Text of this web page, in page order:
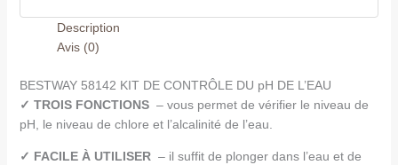
Description
Avis (0)
BESTWAY 58142 KIT DE CONTRÔLE DU pH DE L’EAU
✓ TROIS FONCTIONS – vous permet de vérifier le niveau de
pH, le niveau de chlore et l’alcalinité de l’eau.
✓ FACILE À UTILISER – il suffit de plonger dans l’eau et de